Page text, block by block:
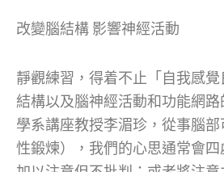
改變腦結構 影響神經活動
靜觀練習，得着不止「自我感
結構以及腦神經活動和功能網
學系講座教授李湄珍，從事腦
性鍛煉），我們的心思通常會